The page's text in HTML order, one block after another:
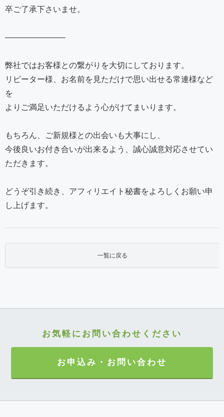
卒ご了承下さいませ。
———————–
弊社ではお客様との繋がりを大切にしております。
リピーター様、お名前を見ただけで思い出せる常連様など
を
よりご満足いただけるよう心がけてまいります。
もちろん、ご新規様との出会いも大事にし、
今後良いお付き合いが出来るよう、誠心誠意対応させてい
ただきます。
どうぞ引き続き、アフィリエイト秘書をよろしくお願い申
し上げます。
一覧に戻る
お気軽にお問い合わせください
お申込み・お問い合わせ